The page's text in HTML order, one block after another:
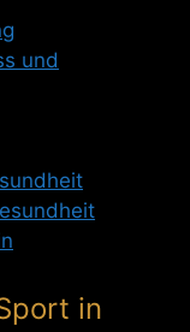
und
in